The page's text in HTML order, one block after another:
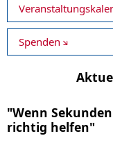
Spenden
"Wenn
richtig helfen"